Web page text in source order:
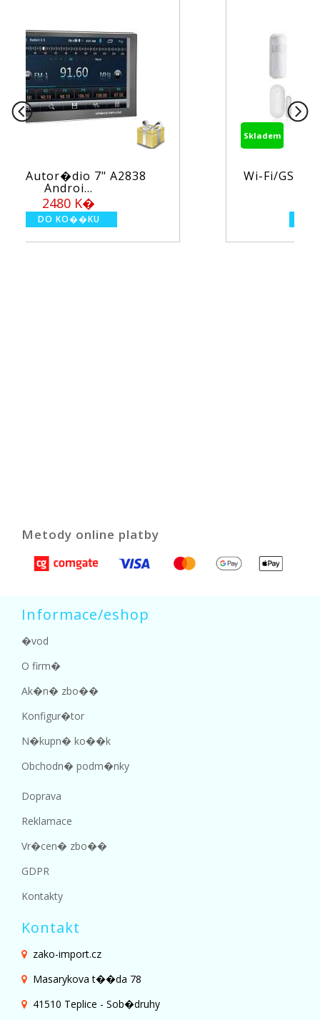
Wi-Fi/GSM alarm syst�m TUYA
Metody online platby
Informace/eshop
�vod
O firm�
Ak�n� zbo��
Konfigur�tor
N�kupn� ko��k
Obchodn� podm�nky
Doprava
Reklamace
Vr�cen� zbo��
GDPR
Kontakty
Kontakt
zako-import.cz
Masarykova t��da 78
41510 Teplice - Sob�druhy